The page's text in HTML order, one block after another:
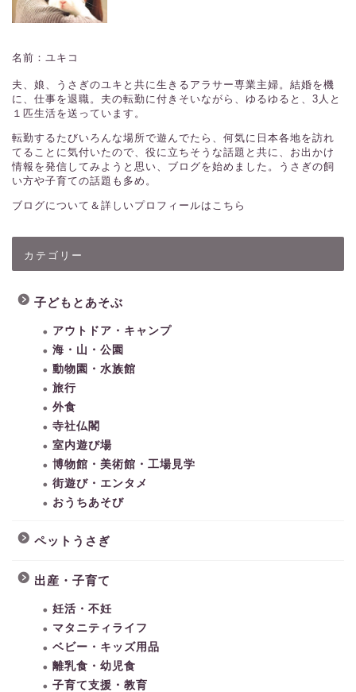
名前：ユキコ
夫、娘、うさぎのユキと共に生きるアラサー専業主婦。結婚を機
に、仕事を退職。夫の転勤に付きそいながら、ゆるゆると、3人と
１匹生活を送っています。
転勤するたびいろんな場所で遊んでたら、何気に日本各地を訪れ
てることに気付いたので、役に立ちそうな話題と共に、お出かけ
情報を発信してみようと思い、ブログを始めました。うさぎの飼
い方や子育ての話題も多め。
ブログについて＆詳しいプロフィールはこちら
カテゴリー
子どもとあそぶ
アウトドア・キャンプ
海・山・公園
動物園・水族館
旅行
外食
寺社仏閣
室内遊び場
博物館・美術館・工場見学
街遊び・エンタメ
おうちあそび
ペットうさぎ
出産・子育て
妊活・不妊
マタニティライフ
ベビー・キッズ用品
離乳食・幼児食
子育て支援・教育